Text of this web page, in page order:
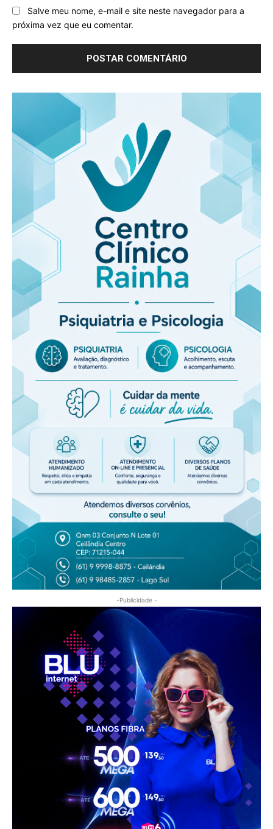
Salve meu nome, e-mail e site neste navegador para a
próxima vez que eu comentar.
-Publicidade -